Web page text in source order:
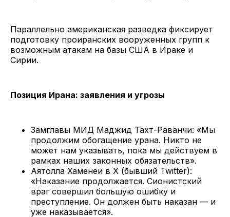
Параллельно американская разведка фиксирует
подготовку проиранских вооруженных групп к
возможным атакам на базы США в Ираке и
Сирии.
Позиция Ирана: заявления и угрозы
Замглавы МИД Маджид Тахт-Раванчи: «Мы
продолжим обогащение урана. Никто не
может нам указывать, пока мы действуем в
рамках наших законных обязательств».
Аятолла Хаменеи в X (бывший Twitter):
«Наказание продолжается. Сионистский
враг совершил большую ошибку и
преступление. Он должен быть наказан — и
уже наказывается».